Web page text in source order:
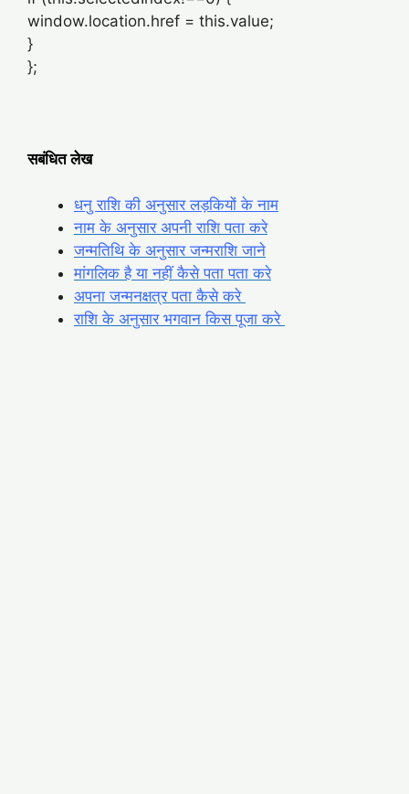
window.location.href = this.value;
}
};
सबंधित लेख
धनु राशि की अनुसार लड़कियों के नाम
नाम के अनुसार अपनी राशि पता करे
जन्मतिथि के अनुसार जन्मराशि जाने
मांगलिक है या नहीं कैसे पता पता करे
अपना जन्मनक्षत्र पता कैसे करे
राशि के अनुसार भगवान किस पूजा करे